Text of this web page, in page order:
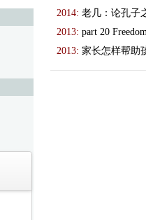
2014: 老几：论孔子
2013: part 20
2013: 家长怎样帮助